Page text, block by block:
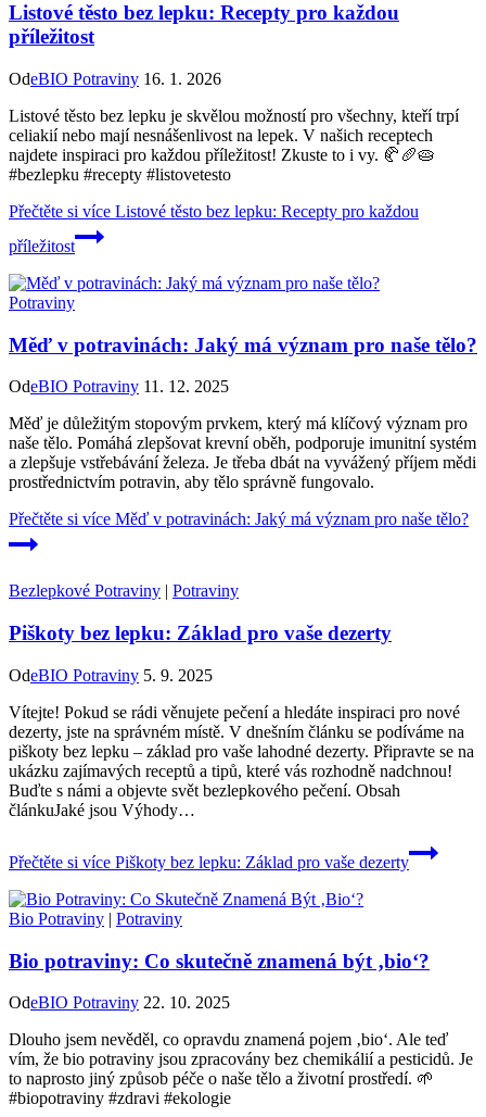
Listové těsto bez lepku: Recepty pro každou
příležitost
OdeBIO Potraviny 16. 1. 2026
Listové těsto bez lepku je skvělou možností pro všechny, kteří trpí
celiakií nebo mají nesnášenlivost na lepek. V našich receptech
najdete inspiraci pro každou příležitost! Zkuste to i vy. 🥐🥖🥧
#bezlepku #recepty #listovetesto
Přečtěte si více Listové těsto bez lepku: Recepty pro každou
příležitost
Potraviny
Měď v potravinách: Jaký má význam pro naše tělo?
OdeBIO Potraviny 11. 12. 2025
Měď je důležitým stopovým prvkem, který má klíčový význam pro
naše tělo. Pomáhá zlepšovat krevní oběh, podporuje imunitní systém
a zlepšuje vstřebávání železa. Je třeba dbát na vyvážený příjem mědi
prostřednictvím potravin, aby tělo správně fungovalo.
Přečtěte si více Měď v potravinách: Jaký má význam pro naše tělo?
Bezlepkové Potraviny | Potraviny
Piškoty bez lepku: Základ pro vaše dezerty
OdeBIO Potraviny 5. 9. 2025
Vítejte! Pokud se rádi věnujete pečení a hledáte inspiraci pro nové
dezerty, jste na správném místě. V dnešním článku se podíváme na
piškoty bez lepku – základ pro vaše lahodné dezerty. Připravte se na
ukázku zajímavých receptů a tipů, které vás rozhodně nadchnou!
Buďte s námi a objevte svět bezlepkového pečení. Obsah
článkuJaké jsou Výhody…
Přečtěte si více Piškoty bez lepku: Základ pro vaše dezerty
Bio Potraviny | Potraviny
Bio potraviny: Co skutečně znamená být ‚bio‘?
OdeBIO Potraviny 22. 10. 2025
Dlouho jsem nevěděl, co opravdu znamená pojem ‚bio‘. Ale teď
vím, že bio potraviny jsou zpracovány bez chemikálií a pesticidů. Je
to naprosto jiný způsob péče o naše tělo a životní prostředí. 🌱
#biopotraviny #zdravi #ekologie